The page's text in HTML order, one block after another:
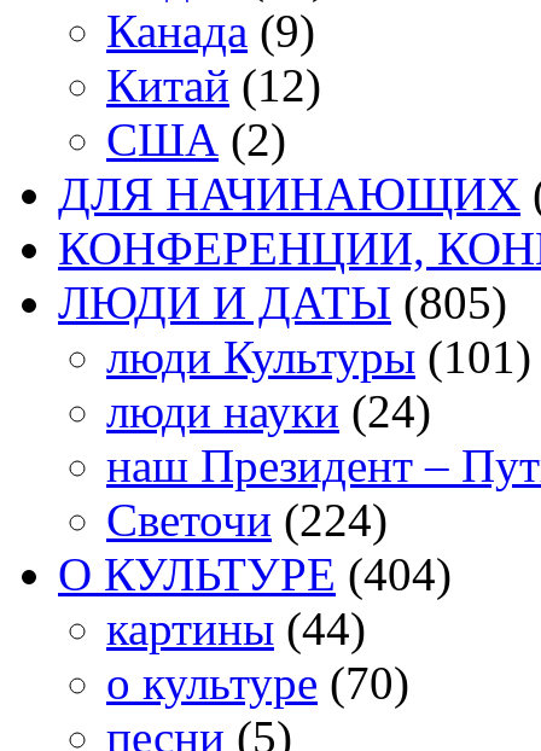
Канада (9)
Китай (12)
США (2)
ДЛЯ НАЧИНАЮЩИХ
КОНФЕРЕНЦИИ,
ЛЮДИ И ДАТЫ (805)
люди Культуры (101)
люди науки (24)
наш Президент –
Светочи (224)
О КУЛЬТУРЕ (404)
картины (44)
о культуре (70)
песни (5)